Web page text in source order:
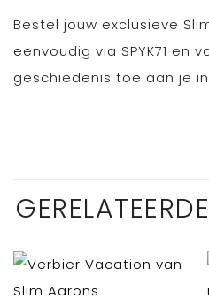
Bestel jouw exclusieve
eenvoudig via SPYK71 en
geschiedenis toe aan je